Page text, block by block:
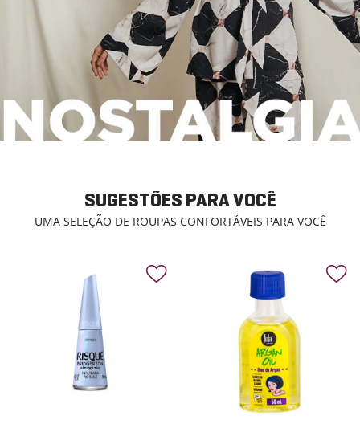
SUGESTÕES PARA VOCÊ
UMA SELEÇÃO DE ROUPAS CONFORTÁVEIS PARA VOCÊ